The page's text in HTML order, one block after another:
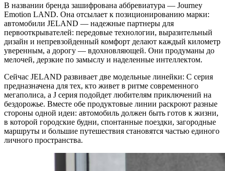
В названии бренда зашифрована аббревиатура — Journey
Emotion LAND. Она отсылает к позиционированию марки:
автомобили JELAND — надежные партнеры для
первооткрывателей: передовые технологии, выразительный
дизайн и непревзойденный комфорт делают каждый километр
уверенным, а дорогу — вдохновляющей. Они продуманы до
мелочей, дерзкие по замыслу и наделенные интеллектом.
Сейчас JELAND развивает две модельные линейки: C серия
предназначена для тех, кто живет в ритме современного
мегаполиса, а J серия подойдет любителям приключений на
бездорожье. Вместе обе продуктовые линии раскроют разные
стороны одной идеи: автомобиль должен быть готов к жизни,
в которой городские будни, спонтанные поездки, загородные
маршруты и большие путешествия становятся частью единого
личного пространства.